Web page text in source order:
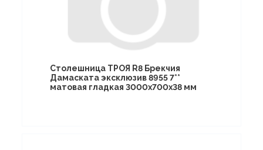
Столешница ТРОЯ R8 Брекчия
Дамаската эксклюзив 8955 7**
матовая гладкая 3000х700х38 мм